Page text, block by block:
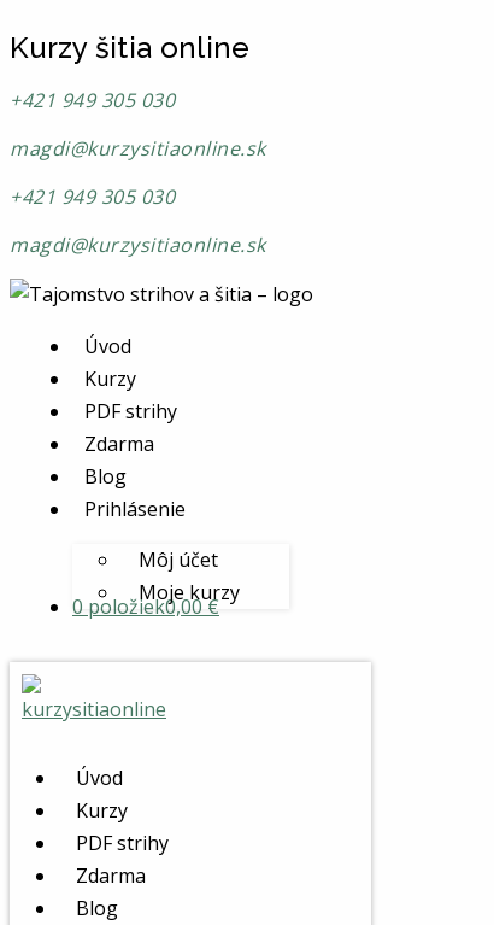
Kurzy šitia online
+421 949 305 030
magdi@kurzysitiaonline.sk
+421 949 305 030
magdi@kurzysitiaonline.sk
Úvod
Kurzy
PDF strihy
Zdarma
Blog
Prihlásenie
Môj účet
Moje kurzy
0 položiek0,00 €
Úvod
Kurzy
PDF strihy
Zdarma
Blog